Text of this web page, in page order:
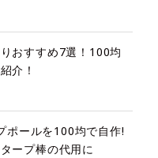
おすすめ7選！100均
介！
ポールを100均で自作!
ープ棒の代用に